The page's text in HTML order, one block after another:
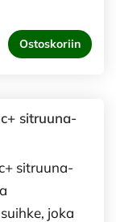
Ostoskoriin
sitruuna-
sitruuna-
joka